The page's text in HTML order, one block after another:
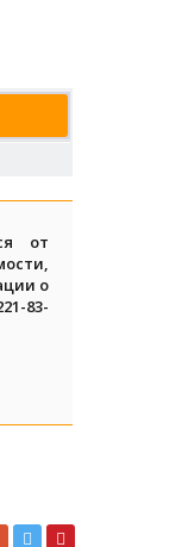
от
о
83-